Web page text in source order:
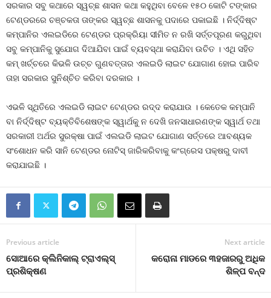
ସରକାର ସବୁ କଥାରେ ସ୍ୱଚ୍ଛ ଶାସନ କଥା କହୁଥିବା ବେଳେ ୧୫୦ କୋଟି ଟଙ୍କାର
ଟେଣ୍ଡରରେ ଚଞ୍ଚକତା ତାଙ୍କର ସ୍ୱଚ୍ଛ ଶାସନକୁ ପଦାରେ ପକାଇଛି । ନିର୍ଦ୍ଦିଷ୍ଟ
କମ୍ପାନିର ଏଲଇଡିରେ ଟେଣ୍ଡର ପ୍ରକ୍ରିୟା ସୀମିତ ନ ରଖି ସର୍ତ୍ତପୂରଣ କରୁଥିବା
ସବୁ କମ୍ପାନିକୁ ସୁଯୋଗ ଦିଆଯିବା ପାଇଁ ବ୍ୟବସ୍ଥା କରାଯିବା ଉଚିତ । ଏଥି ସହିତ
କମ୍ ଖର୍ଚ୍ଚରେ କିଭଳି ଉଚ୍ଚ ଗୁଣବତ୍ତାର ଏଲଇଡି ଲାଇଟ ଯୋଗାଣ ହୋଇ ପାରିବ
ତାହା ସରକାର ସୁନିଶ୍ଚିତ କରିବା ଦରକାର ।
ଏଭଳି ସ୍ଥିତିରେ ଏଲଇଡି ଲାଇଟ ଟେଣ୍ଡର ରଦ୍ଦ କରାଯାଉ । କେତେକ କମ୍ପାନି
ବା ନିର୍ଦ୍ଦିଷ୍ଟ ବ୍ୟକ୍ତିବିଶେଷଙ୍କ ସ୍ୱାର୍ଥକୁ ନ ଦେଖି ଜନସାଧାରଣଙ୍କ ସ୍ୱାର୍ଥ ତଥା
ସରକାରୀ ଅର୍ଥର ସୁରକ୍ଷା ପାଇଁ ଏଲଇଡି ଲାଇଟ ଯୋଗାଣ ସର୍ତ୍ତରେ ଆବଶ୍ୟକ
ସଂଶୋଧନ କରି ସାନି ଟେଣ୍ଡର ନୋଟିସ୍ ଜାରିକରିବାକୁ କଂଗ୍ରେସ ପକ୍ଷରୁ ଦାବୀ
କରାଯାଇଛି ।
Previous article
ସୋଆରେ କ୍ଲିନିକାଲ୍ ଟ୍ରାଏଲ୍‌ସ୍
ପ୍ରଶିକ୍ଷଣ
Next article
କରୋନା ମାଡରେ ୩ହଜାରରୁ ଅଧିକ
ଶିଳ୍ପ ବନ୍ଦ